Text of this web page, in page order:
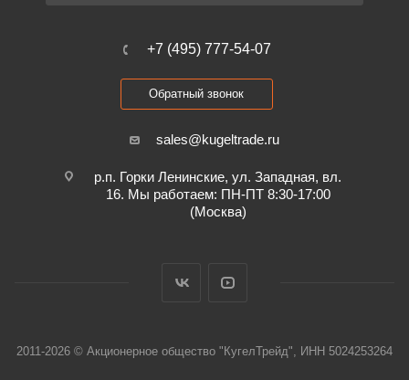
+7 (495) 777-54-07
Обратный звонок
sales@kugeltrade.ru
р.п. Горки Ленинские, ул. Западная, вл.
16. Мы работаем: ПН-ПТ 8:30-17:00
(Москва)
2011-2026 © Акционерное общество "КугелТрейд", ИНН 5024253264